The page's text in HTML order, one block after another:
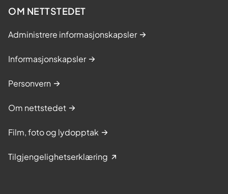
OM NETTSTEDET
Administrere informasjonskapsler
Informasjonskapsler
Personvern
Om nettstedet
Film, foto og lydopptak
Tilgjengelighetserklæring